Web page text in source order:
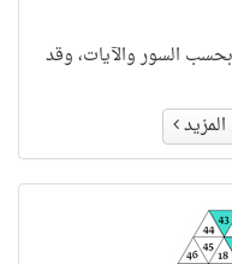
السور والآيات، وقد
المزيد